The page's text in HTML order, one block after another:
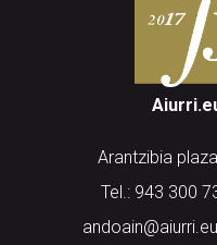
Arantzibia
Tel.: 943 300